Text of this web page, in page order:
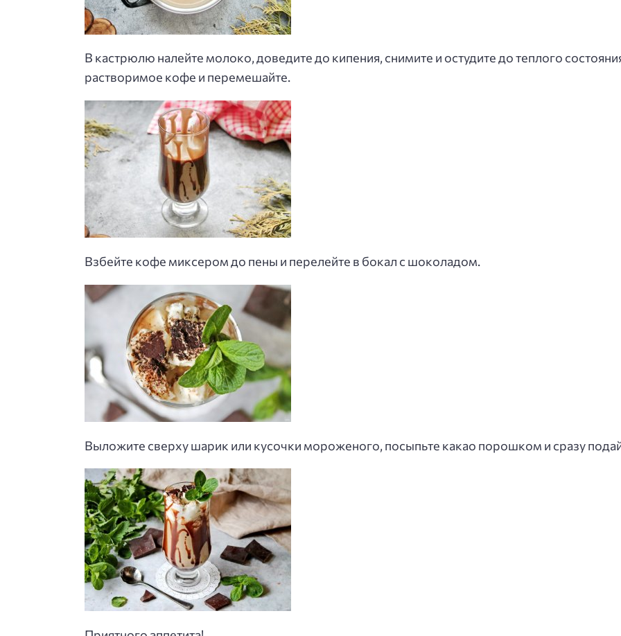
В кастрюлю налейте молоко, доведите до кипения, снимите и остудите до теплого
растворимое кофе и перемешайте.
Взбейте кофе миксером до пены и перелейте в бокал с шоколадом.
Выложите сверху шарик или кусочки мороженого, посыпьте какао порошком и сразу